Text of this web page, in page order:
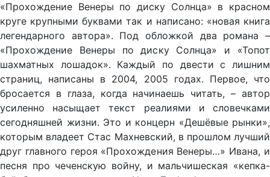
«Прохождение Венеры по диску Солнца» в красном
круге крупными буквами так и написано: «новая книга
легендарного автора». Под обложкой два романа –
«Прохождение Венеры по диску Солнца» и «Топот
шахматных лошадок». Каждый по двести с лишним
страниц, написаны в 2004, 2005 годах. Первое, что
бросается в глаза, когда начинаешь читать, – автор
усиленно насыщает текст реалиями и словечками
сегодняшней жизни. Это и концерн «Дешёвые рынки»,
которым владеет Стас Махневский, в прошлом лучший
друг главного героя «Прохождения Венеры…» Ивана, и
песня про чеченскую войну, и мальчишеская «кепка-